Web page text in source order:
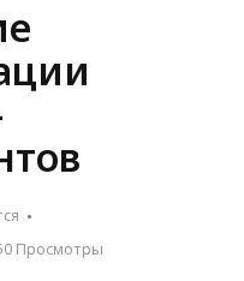
Просмотры